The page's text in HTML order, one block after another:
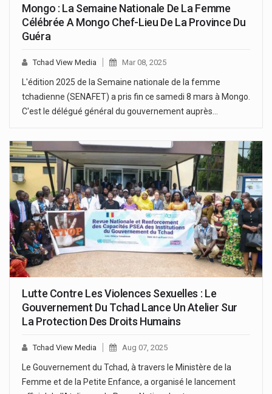
Mongo : La Semaine Nationale De La Femme
Célébrée A Mongo Chef-Lieu De La Province Du
Guéra
Tchad View Media Mar 08, 2025
L'édition 2025 de la Semaine nationale de la femme
tchadienne (SENAFET) a pris fin ce samedi 8 mars à Mongo.
C'est le délégué général du gouvernement auprès…
Lutte Contre Les Violences Sexuelles : Le
Gouvernement Du Tchad Lance Un Atelier Sur
La Protection Des Droits Humains
Tchad View Media Aug 07, 2025
Le Gouvernement du Tchad, à travers le Ministère de la
Femme et de la Petite Enfance, a organisé le lancement